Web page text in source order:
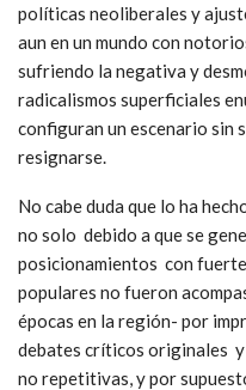
políticas neoliberales y
aun en un mundo con
sufriendo la negativa y
radicalismos superficiales
configuran un escenario sin
resignarse.
No cabe duda que lo ha
no solo debido a que se
posicionamientos con
populares no fueron
épocas en la región- por
debates críticos originales y
no repetitivas, y por